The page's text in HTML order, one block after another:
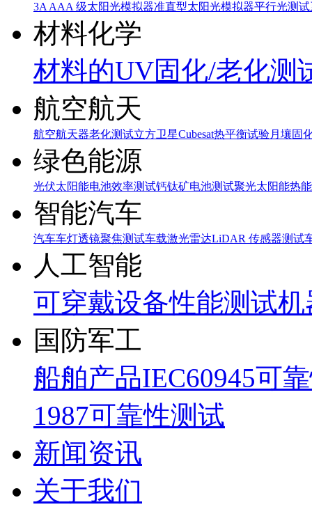
3A AAA 级太阳光模拟器准直型太阳光模拟器平行光测
材料化学
材料的UV固化/老化测
航空航天
航空航天器老化测试立方卫星Cubesat热平衡试验月壤固
绿色能源
光伏太阳能电池效率测试钙钛矿电池测试聚光太阳能热
智能汽车
汽车车灯透镜聚焦测试车载激光雷达LiDAR 传感器测试
人工智能
可穿戴设备性能测试机
国防军工
船舶产品IEC60945可
1987可靠性测试
新闻资讯
关于我们